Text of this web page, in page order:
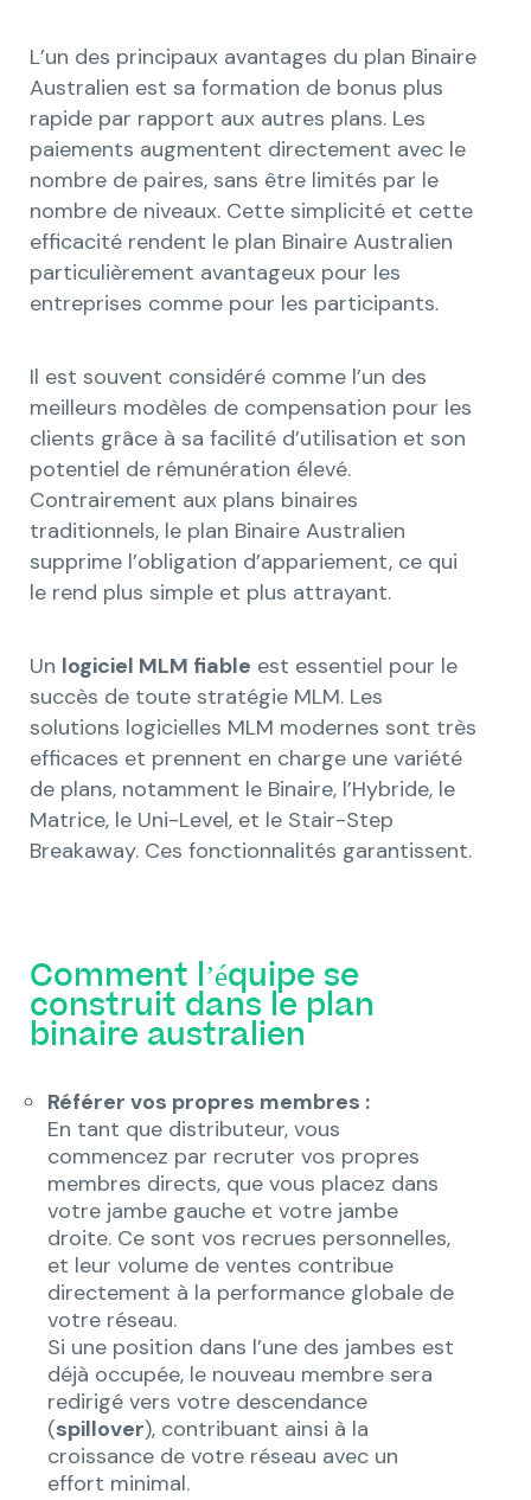
L’un des principaux avantages du plan Binaire
Australien est sa formation de bonus plus
rapide par rapport aux autres plans. Les
paiements augmentent directement avec le
nombre de paires, sans être limités par le
nombre de niveaux. Cette simplicité et cette
efficacité rendent le plan Binaire Australien
particulièrement avantageux pour les
entreprises comme pour les participants.
Il est souvent considéré comme l’un des
meilleurs modèles de compensation pour les
clients grâce à sa facilité d’utilisation et son
potentiel de rémunération élevé.
Contrairement aux plans binaires
traditionnels, le plan Binaire Australien
supprime l’obligation d’appariement, ce qui
le rend plus simple et plus attrayant.
Un logiciel MLM fiable est essentiel pour le
succès de toute stratégie MLM. Les
solutions logicielles MLM modernes sont très
efficaces et prennent en charge une variété
de plans, notamment le Binaire, l’Hybride, le
Matrice, le Uni-Level, et le Stair-Step
Breakaway. Ces fonctionnalités garantissent.
Comment l’équipe se
construit dans le plan
binaire australien
Référer vos propres membres :
En tant que distributeur, vous
commencez par recruter vos propres
membres directs, que vous placez dans
votre jambe gauche et votre jambe
droite. Ce sont vos recrues personnelles,
et leur volume de ventes contribue
directement à la performance globale de
votre réseau.
Si une position dans l’une des jambes est
déjà occupée, le nouveau membre sera
redirigé vers votre descendance
(spillover), contribuant ainsi à la
croissance de votre réseau avec un
effort minimal.